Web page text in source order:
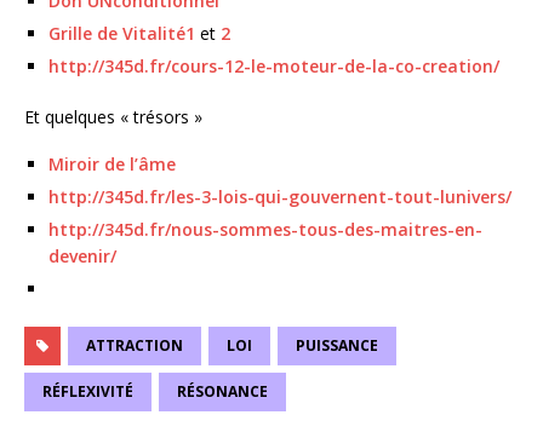
Grille de Vitalité1 et 2
http://345d.fr/cours-12-le-moteur-de-la-co-creation/
Et quelques « trésors »
Miroir de l’âme
http://345d.fr/les-3-lois-qui-gouvernent-tout-lunivers/
http://345d.fr/nous-sommes-tous-des-maitres-en-
devenir/
ATTRACTION LOI PUISSANCE
RÉFLEXIVITÉ RÉSONANCE